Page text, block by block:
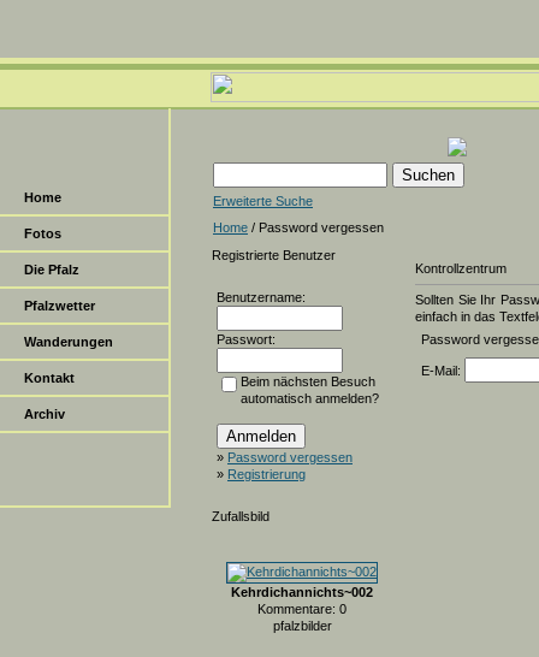
Home
Fotos
Die Pfalz
Pfalzwetter
Wanderungen
Kontakt
Archiv
Erweiterte Suche
Home / Password vergessen
Registrierte Benutzer
Benutzername:
Passwort:
Beim nächsten Besuch
automatisch anmelden?
» Password vergessen
» Registrierung
Zufallsbild
Kehrdichannichts~002
Kommentare: 0
pfalzbilder
Kontrollzentrum
Sollten Sie Ihr
einfach in das
Password
E-Mail: